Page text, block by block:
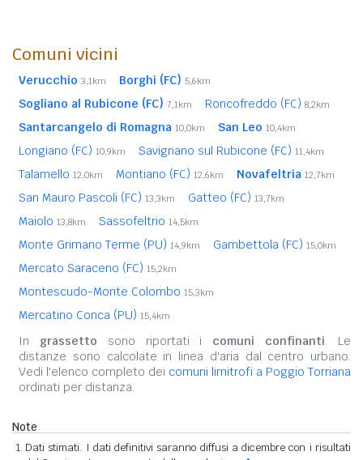
Comuni vicini
Verucchio 3,1km Borghi (FC) 5,6km
Sogliano al Rubicone (FC) 7,1km Roncofreddo (FC) 8,2km
Santarcangelo di Romagna 10,0km San Leo 10,4km
Longiano (FC) 10,9km Savignano sul Rubicone (FC) 11,4km
Talamello 12,0km Montiano (FC) 12,6km Novafeltria 12,7km
San Mauro Pascoli (FC) 13,3km Gatteo (FC) 13,7km
Maiolo 13,8km Sassofeltrio 14,5km
Monte Grimano Terme (PU) 14,9km Gambettola (FC) 15,0km
Mercato Saraceno (FC) 15,2km
Montescudo-Monte Colombo 15,3km
Mercatino Conca (PU) 15,4km
In grassetto sono riportati i comuni confinanti. Le
distanze sono calcolate in linea d'aria dal centro urbano.
Vedi l'elenco completo dei comuni limitrofi a Poggio Torriana
ordinati per distanza.
Note
Dati stimati. I dati definitivi saranno diffusi a dicembre con i risultati